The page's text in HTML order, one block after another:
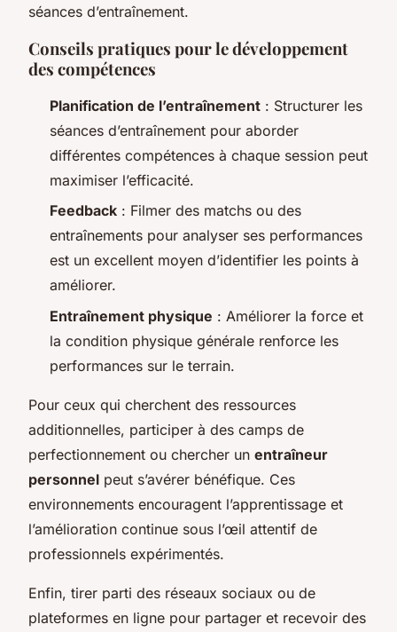
séances d’entraînement.
Conseils pratiques pour le développement
des compétences
Planification de l’entraînement : Structurer les
séances d’entraînement pour aborder
différentes compétences à chaque session peut
maximiser l’efficacité.
Feedback : Filmer des matchs ou des
entraînements pour analyser ses performances
est un excellent moyen d’identifier les points à
améliorer.
Entraînement physique : Améliorer la force et
la condition physique générale renforce les
performances sur le terrain.
Pour ceux qui cherchent des ressources
additionnelles, participer à des camps de
perfectionnement ou chercher un entraîneur
personnel peut s’avérer bénéfique. Ces
environnements encouragent l’apprentissage et
l’amélioration continue sous l’œil attentif de
professionnels expérimentés.
Enfin, tirer parti des réseaux sociaux ou de
plateformes en ligne pour partager et recevoir des